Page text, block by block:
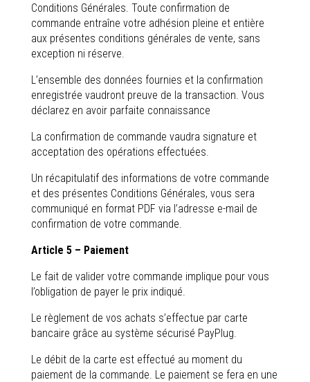
Conditions Générales. Toute confirmation de
commande entraîne votre adhésion pleine et entière
aux présentes conditions générales de vente, sans
exception ni réserve.
L’ensemble des données fournies et la confirmation
enregistrée vaudront preuve de la transaction. Vous
déclarez en avoir parfaite connaissance
La confirmation de commande vaudra signature et
acceptation des opérations effectuées.
Un récapitulatif des informations de votre commande
et des présentes Conditions Générales, vous sera
communiqué en format PDF via l’adresse e-mail de
confirmation de votre commande.
Article 5 – Paiement
Le fait de valider votre commande implique pour vous
l’obligation de payer le prix indiqué.
Le règlement de vos achats s’effectue par carte
bancaire grâce au système sécurisé PayPlug.
Le débit de la carte est effectué au moment du
paiement de la commande. Le paiement se fera en une